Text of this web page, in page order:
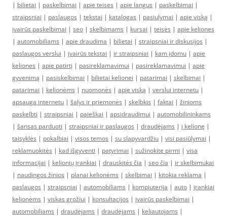
| bilietai | paskelbimai | apie teises | apie langus | paskelbimai |
straipsniai | paslaugos | tekstai | katalogas | pasiulymai | apie viską |
įvairūs paskelbimai | seo | skelbimams | kursai | teisės | apie keliones
| automobiliams | apie draudima | bilietai | straipsniai ir diskusijos |
paslaugos verslui | įvairūs tekstai | ir straipsniai | kam įdomu | apie
keliones | apie patirtį | pasireklamavimui | pasireklamavimui | apie
gyvenimą | pasiskelbimai | bilietai kelionei | patarimai | skelbimai |
patarimai | kelionėms | nuomonės | apie viską | verslui internetu |
apsauga internetu | šalys ir priemonės | skelbkis | faktai | žinioms
paskelbti | straipsniai | paieškai | apsidraudimui | automobilininkams
| šansas parduoti | straipsniai ir paslaugos | draudėjams | į kelionę |
taisyklės | pokalbiai | visos temos | su slapyvardžiu | visi pasiūlymai |
reklamuokitės | kad išgyventi | patyrimai | sužinokite pirmi | visa
informacijai | kelionių įrankiai | drauskitės čia | seo čia | ir skelbimukai
| naudingos žinios | planai kelionėms | skelbimai | kitokia reklama |
paslaugos | straipsniai | automobiliams | kompiuterija | auto | įrankiai
kelionėms | viskas grožiui | konsultacijos | įvairūs paskelbimai |
automobiliams | draudėjams | draudėjams | keliautojams |